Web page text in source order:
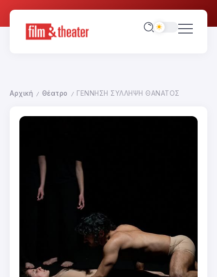
Αρχική / Θέατρο / ΓΕΝΝΗΣΗ ΣΥΛΛΗΨΗ ΘΑΝΑΤΟΣ